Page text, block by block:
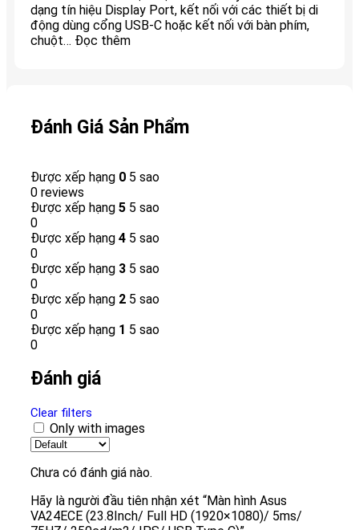
dạng tín hiệu Display Port, kết nối với các thiết bị di
động dùng cổng USB-C hoặc kết nối với bàn phím,
chuột… Đọc thêm
Đánh Giá Sản Phẩm
Được xếp hạng 0 5 sao
0 reviews
Được xếp hạng 5 5 sao
0
Được xếp hạng 4 5 sao
0
Được xếp hạng 3 5 sao
0
Được xếp hạng 2 5 sao
0
Được xếp hạng 1 5 sao
0
Đánh giá
Clear filters
Only with images
Chưa có đánh giá nào.
Hãy là người đầu tiên nhận xét “Màn hình Asus
VA24ECE (23.8Inch/ Full HD (1920×1080)/ 5ms/